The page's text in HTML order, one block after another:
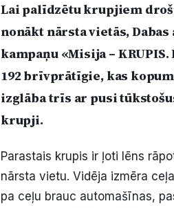
Lai palīdzētu krupjiem
nonākt nārsta vietās,
kampaņu «Misija –
192 brīvprātīgie, kas
izglāba trīs ar pusi
krupji.
Parastais krupis ir ļoti lēns
nārsta vietu. Vidēja izmēra
pa ceļu brauc automašīnas,